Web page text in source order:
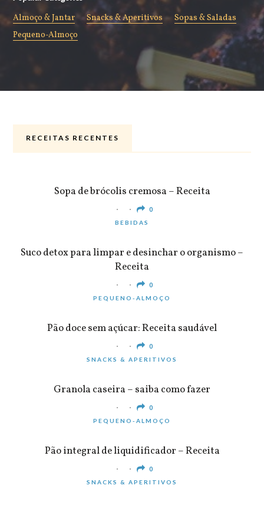
Almoço & Jantar Snacks & Aperitivos
Sopas & Saladas
Pequeno-Almoço
RECEITAS RECENTES
Sopa de brócolis cremosa – Receita
0
BEBIDAS
Suco detox para limpar e desinchar o organismo –
Receita
0
PEQUENO-ALMOÇO
Pão doce sem açúcar: Receita saudável
0
SNACKS & APERITIVOS
Granola caseira – saiba como fazer
0
PEQUENO-ALMOÇO
Pão integral de liquidificador – Receita
0
SNACKS & APERITIVOS